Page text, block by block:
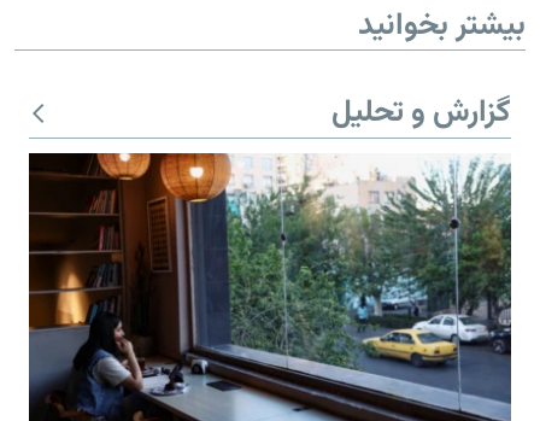
بیشتر بخوانید
گزارش و تحلیل